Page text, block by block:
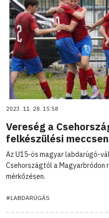
2023. 11. 28. 15:58
Vereség a
felkészülési meccsen
Az U15-ös magyar labdarúgó-
Csehországtól a Magyarbródon
mérkőzésen.
#LABDARÚGÁS